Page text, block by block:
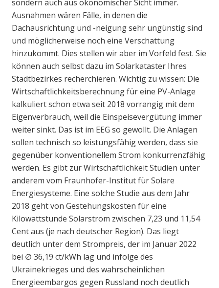
sondern auch aus ökonomischer Sicht immer.
Ausnahmen wären Fälle, in denen die
Dachausrichtung und -neigung sehr ungünstig sind
und möglicherweise noch eine Verschattung
hinzukommt. Dies stellen wir aber im Vorfeld fest. Sie
können auch selbst dazu im Solarkataster Ihres
Stadtbezirkes recherchieren. Wichtig zu wissen: Die
Wirtschaftlichkeitsberechnung für eine PV-Anlage
kalkuliert schon etwa seit 2018 vorrangig mit dem
Eigenverbrauch, weil die Einspeisevergütung immer
weiter sinkt. Das ist im EEG so gewollt. Die Anlagen
sollen technisch so leistungsfähig werden, dass sie
gegenüber konventionellem Strom konkurrenzfähig
werden. Es gibt zur Wirtschaftlichkeit Studien unter
anderem vom Fraunhofer-Institut für Solare
Energiesysteme. Eine solche Studie aus dem Jahr
2018 geht von Gestehungskosten für eine
Kilowattstunde Solarstrom zwischen 7,23 und 11,54
Cent aus (je nach deutscher Region). Das liegt
deutlich unter dem Strompreis, der im Januar 2022
bei ∅ 36,19 ct/kWh lag und infolge des
Ukrainekrieges und des wahrscheinlichen
Energieembargos gegen Russland noch deutlich